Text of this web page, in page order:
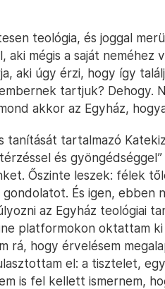
teológia, és joggal
aki mégis a saját neméhez
aki úgy érzi, hogy így
tartjuk? Dehogy.
akkor az Egyház,
tanítását tartalmazó
és
Őszinte leszek: félek
És igen, ebben
az Egyház teológiai
platformokon oktattam
rá, hogy érvelésem
el: a tisztelet,
is fel kellett ismernem,